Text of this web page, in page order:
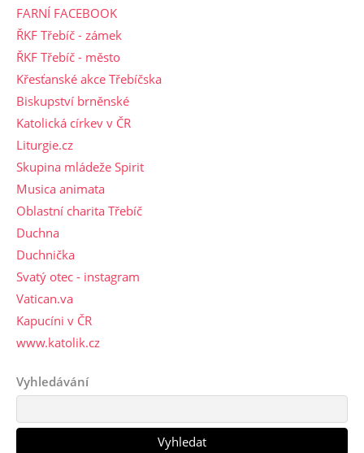
FARNÍ FACEBOOK
ŘKF Třebíč - zámek
ŘKF Třebíč - město
Křesťanské akce Třebíčska
Biskupství brněnské
Katolická církev v ČR
Liturgie.cz
Skupina mládeže Spirit
Musica animata
Oblastní charita Třebíč
Duchna
Duchnička
Svatý otec - instagram
Vatican.va
Kapucíni v ČR
www.katolik.cz
Vyhledávání